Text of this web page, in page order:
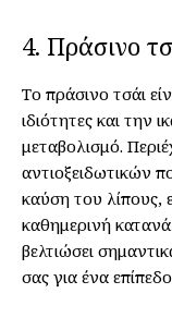
4. Πράσινο
Το πράσινο τσάι
ιδιότητες και την
μεταβολισμό.
αντιοξειδωτικών
καύση του λίπους,
καθημερινή
βελτιώσει
σας για ένα